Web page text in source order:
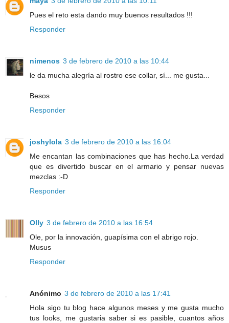
Pues el reto esta dando muy buenos resultados !!!
Responder
nimenos 3 de febrero de 2010 a las 10:44
le da mucha alegría al rostro ese collar, sí... me gusta...
Besos
Responder
joshylola 3 de febrero de 2010 a las 16:04
Me encantan las combinaciones que has hecho.La verdad
que es divertido buscar en el armario y pensar nuevas
mezclas :-D
Responder
Olly 3 de febrero de 2010 a las 16:54
Ole, por la innovación, guapísima con el abrigo rojo.
Musus
Responder
Anónimo 3 de febrero de 2010 a las 17:41
Hola sigo tu blog hace algunos meses y me gusta mucho
tus looks, me gustaria saber si es pasible, cuantos años